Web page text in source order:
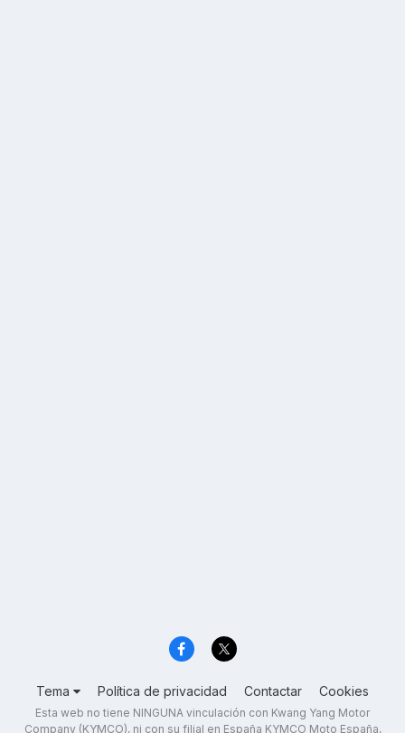
Tema Política de privacidad Contactar Cookies
Esta web no tiene NINGUNA vinculación con Kwang Yang Motor
Company (KYMCO), ni con su filial en España KYMCO Moto España,